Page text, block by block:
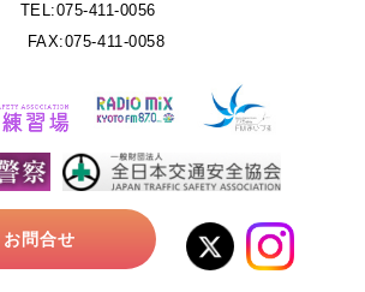
TEL:075-411-0056
FAX:075-411-0058
お問合せ